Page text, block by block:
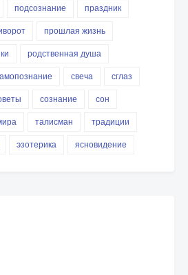
подсознание
праздник
прошлая жизнь
родственная душа
свеча
сглаз
сознание
сон
талисман
традиции
эзотерика ясновидение